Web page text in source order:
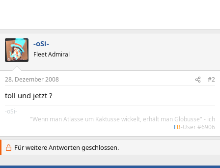
-oSi-
Fleet Admiral
28. Dezember 2008 #2
toll und jetzt ?
-oSi-
"Wenn man Atlasse um Kaktusse wickelt, erhält man Globusse" - ich
FB-User #6906
Für weitere Antworten geschlossen.